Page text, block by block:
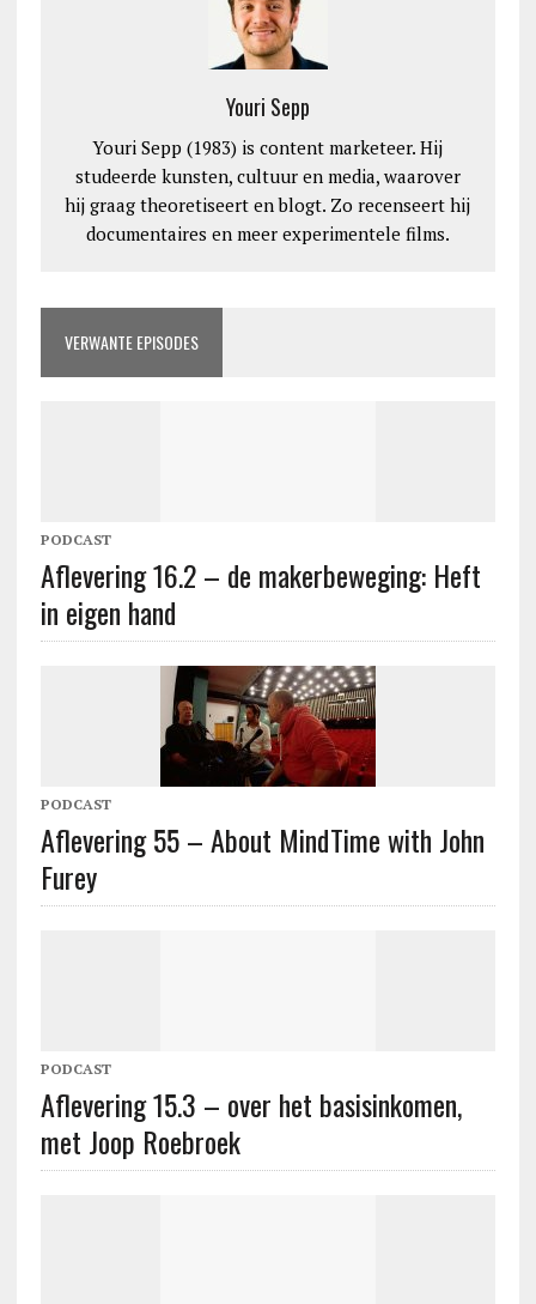
Youri Sepp
Youri Sepp (1983) is content marketeer. Hij
studeerde kunsten, cultuur en media, waarover
hij graag theoretiseert en blogt. Zo recenseert hij
documentaires en meer experimentele films.
VERWANTE EPISODES
PODCAST
Aflevering 16.2 – de makerbeweging: Heft
in eigen hand
PODCAST
Aflevering 55 – About MindTime with John
Furey
PODCAST
Aflevering 15.3 – over het basisinkomen,
met Joop Roebroek